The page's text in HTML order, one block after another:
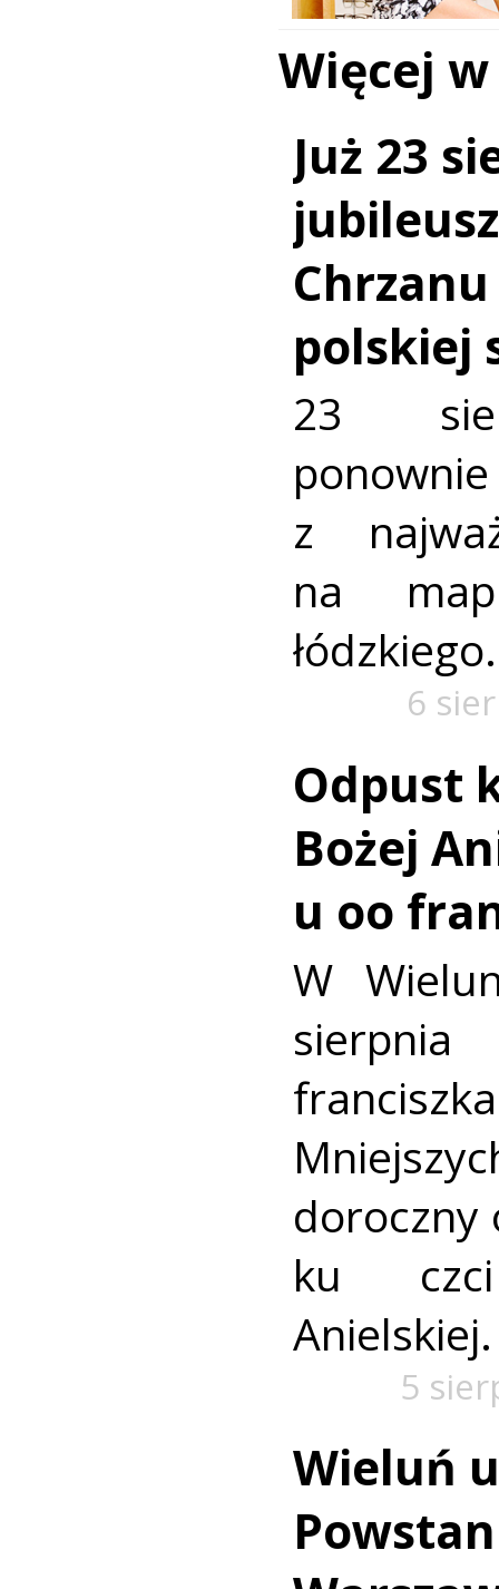
Więcej
Już 23
polskiej
23
z
na
łódzkiego.
6
Odpust
Bożej
u oo
W
doroczny
ku
Anielskiej.
5
Wieluń